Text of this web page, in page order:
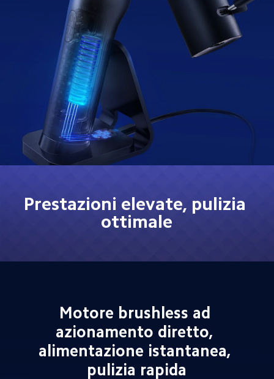
Prestazioni elevate, pulizia
ottimale
Motore brushless ad
azionamento diretto,
alimentazione istantanea,
pulizia rapida